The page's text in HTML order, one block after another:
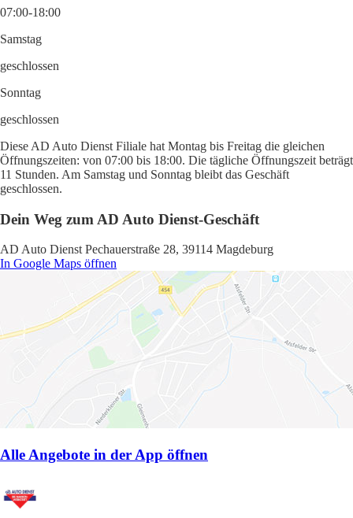
07:00-18:00
Samstag
geschlossen
Sonntag
geschlossen
Diese AD Auto Dienst Filiale hat Montag bis Freitag die gleichen
Öffnungszeiten: von 07:00 bis 18:00. Die tägliche Öffnungszeit beträgt
11 Stunden. Am Samstag und Sonntag bleibt das Geschäft
geschlossen.
Dein Weg zum AD Auto Dienst-Geschäft
AD Auto Dienst Pechauerstraße 28, 39114 Magdeburg
In Google Maps öffnen
Alle Angebote in der App öffnen